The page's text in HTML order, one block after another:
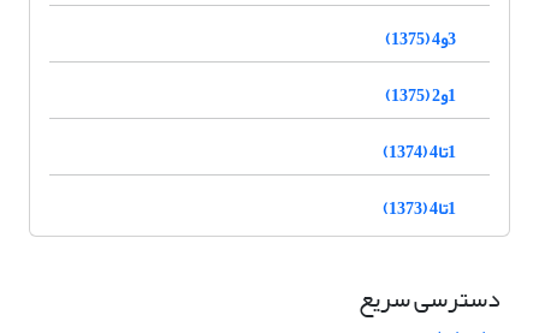
3و4 (1375)
1و2 (1375)
1تا4 (1374)
1تا4 (1373)
دسترسی سریع